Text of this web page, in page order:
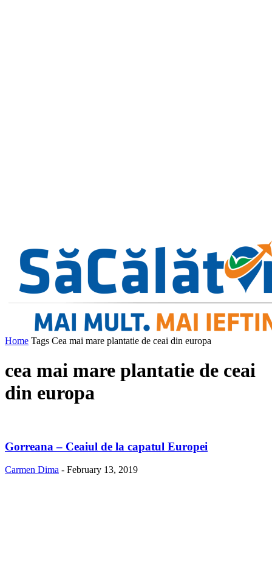
Home Tags Cea mai mare plantatie de ceai din europa
cea mai mare plantatie de ceai
din europa
Gorreana – Ceaiul de la capatul Europei
Carmen Dima - February 13, 2019